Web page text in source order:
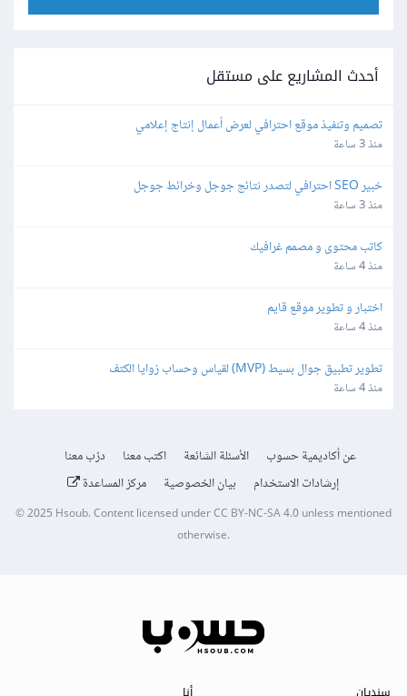
أحدث المشاريع على مستقل
تصميم وتنفيذ موقع احترافي لعرض أعمال إنتاج إعلامي
منذ 3 ساعة
خبير SEO احترافي لتصدر نتائج جوجل وخرائط جوجل
منذ 3 ساعة
كاتب محتوى و مصمم غرافيك
منذ 4 ساعة
اختبار و تطوير موقع قايم
منذ 4 ساعة
تطوير تطبيق جوال بسيط (MVP) لقياس وحساب زوايا الكتف
منذ 4 ساعة
عن أكاديمية حسوب الأسئلة الشائعة اكتب معنا
درّب معنا
إرشادات الاستخدام
بيان الخصوصية مركز المساعدة
© 2025 Hsoub.Content licensed underCC BY-NC-SA 4.0unless mentioned
otherwise.